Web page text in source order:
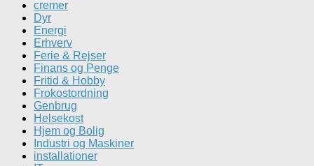
cremer
Dyr
Energi
Erhverv
Ferie & Rejser
Finans og Penge
Fritid & Hobby
Frokostordning
Genbrug
Helsekost
Hjem og Bolig
Industri og Maskiner
installationer